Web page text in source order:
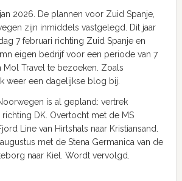
2026. De plannen voor Zuid Spanje,
zijn inmiddels vastgelegd. Dit jaar
7 februari richting Zuid Spanje en
eigen bedrijf voor een periode van 7
Mol Travel te bezoeken. Zoals
weer een dagelijkse blog bij.
is al gepland: vertrek
DK. Overtocht met de MS
Line van Hirtshals naar Kristiansand.
met de Stena Germanica van de
naar Kiel. Wordt vervolgd.